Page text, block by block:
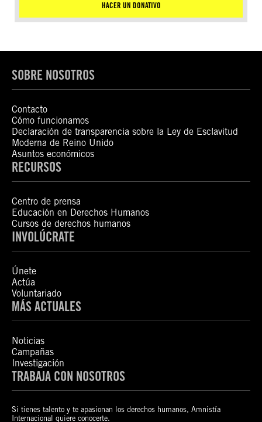
HACER UN DONATIVO
SOBRE NOSOTROS
Contacto
Cómo funcionamos
Declaración de transparencia sobre la Ley de Esclavitud
Moderna de Reino Unido
Asuntos económicos
RECURSOS
Centro de prensa
Educación en Derechos Humanos
Cursos de derechos humanos
INVOLÚCRATE
Únete
Actúa
Voluntariado
MÁS ACTUALES
Noticias
Campañas
Investigación
TRABAJA CON NOSOTROS
Si tienes talento y te apasionan los derechos humanos, Amnistía
Internacional quiere conocerte.